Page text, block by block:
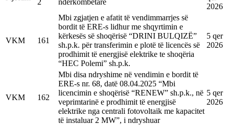
2026
VKM 161
Mbi zgjatjen e afatit të vendimmarrjes së
bordit të ERE-s lidhur me shqyrtimin e
kërkesës së shoqërisë “DRINI BULQIZË”
sh.p.k. për transferimin e plotë të licencës së
prodhimit të energjisë elektrike te shoqëria
“HEC Polemi” sh.p.k.
5 qer
2026
VKM 162
Mbi disa ndryshime në vendimin e bordit të
ERE-s nr. 68, datë 08.04.2025 “Mbi
licencimin e shoqërisë “RENEW” sh.p.k., në
veprimtarinë e prodhimit të energjisë
elektrike nga centrali fotovoltaik me kapacitet
të instaluar 2 MW”, i ndryshuar
5 qer
2026